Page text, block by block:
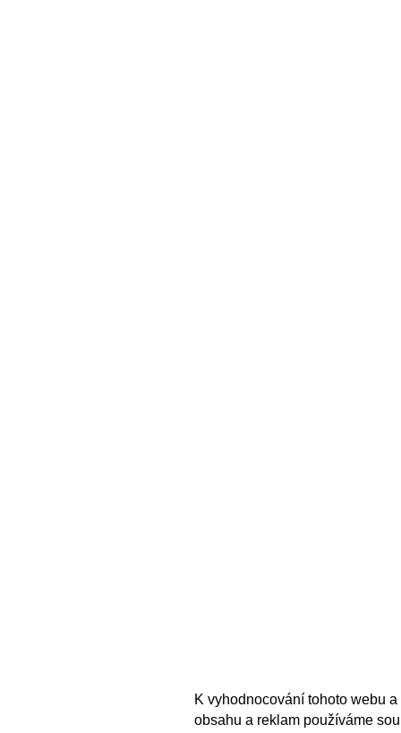
K vyhodnocování tohoto webu
obsahu a reklam používáme